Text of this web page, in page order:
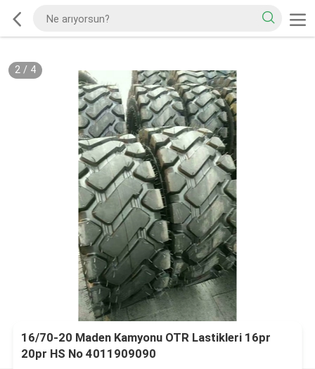
2/ 4
16/70-20 Maden Kamyonu OTR Lastikleri 16pr
20pr HS No 4011909090